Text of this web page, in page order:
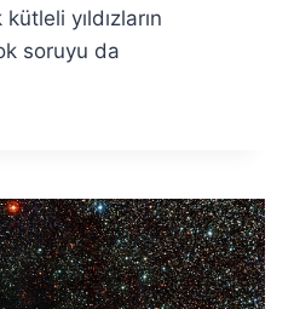
yıldızların
soruyu da